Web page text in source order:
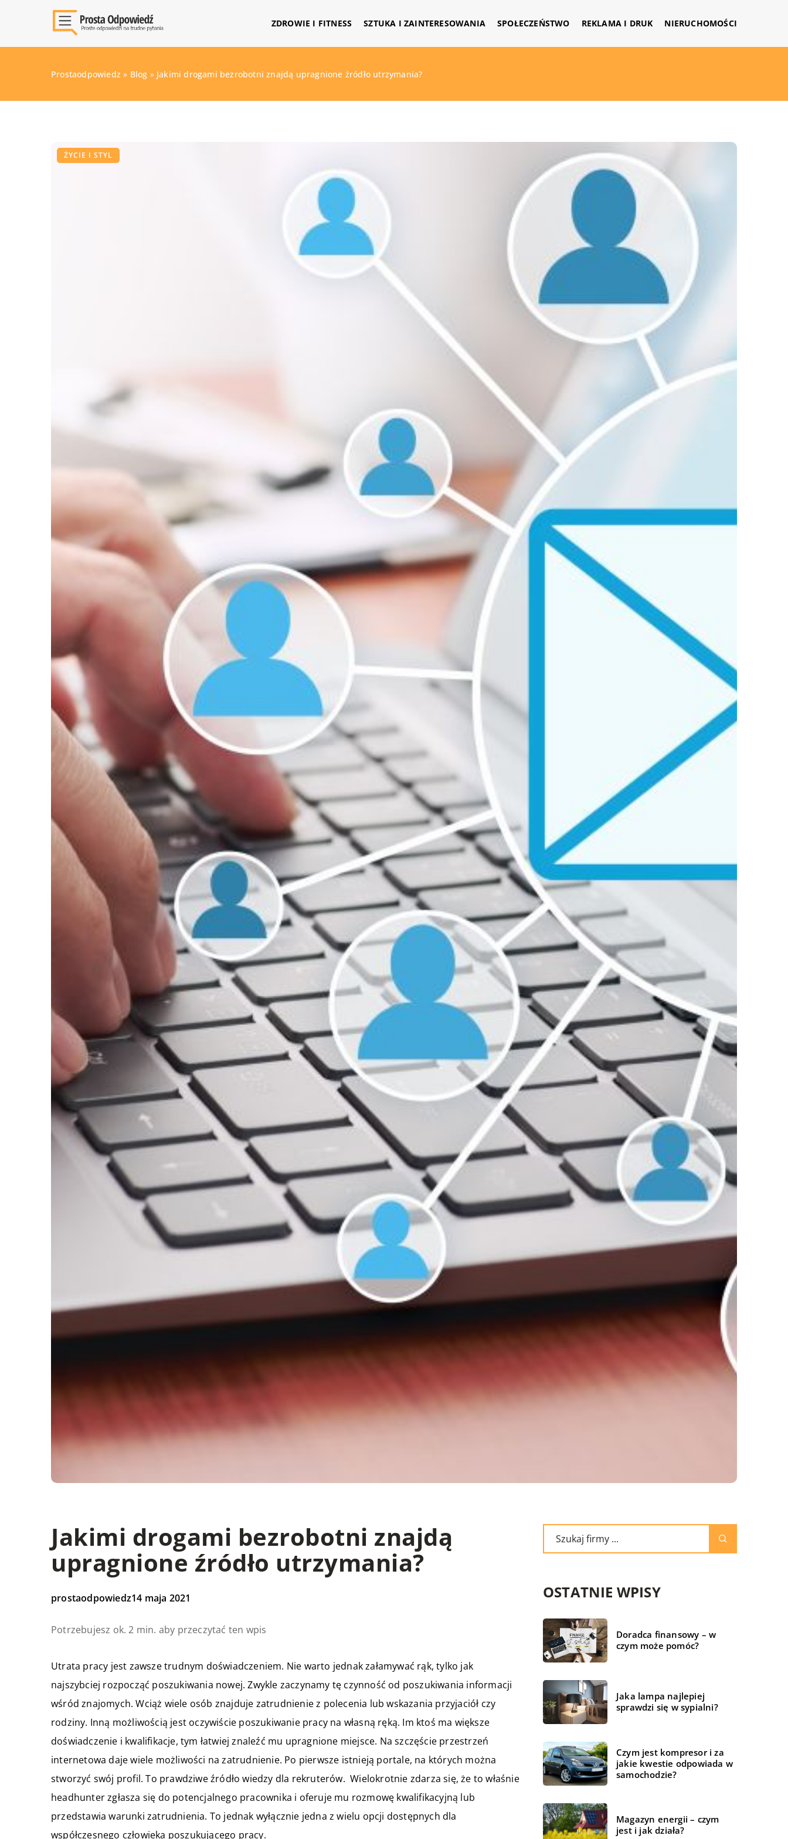
ZDROWIE I FITNESS SZTUKA I ZAINTERESOWANIA SPOŁECZEŃSTWO REKLAMA I DRUK NIERUCHOMOŚCI
Prostaodpowiedz » Blog » Jakimi drogami bezrobotni znajdą upragnione źródło utrzymania?
ŻYCIE I STYL
Jakimi drogami bezrobotni znajdą
upragnione źródło utrzymania?
prostaodpowiedz14 maja 2021
Potrzebujesz ok. 2 min. aby przeczytać ten wpis
Utrata pracy jest zawsze trudnym doświadczeniem. Nie warto jednak załamywać rąk, tylko jak
najszybciej rozpocząć poszukiwania nowej. Zwykle zaczynamy tę czynność od poszukiwania informacji
wśród znajomych. Wciąż wiele osób znajduje zatrudnienie z polecenia lub wskazania przyjaciół czy
rodziny. Inną możliwością jest oczywiście poszukiwanie pracy na własną ręką. Im ktoś ma większe
doświadczenie i kwalifikacje, tym łatwiej znaleźć mu upragnione miejsce. Na szczęście przestrzeń
internetowa daje wiele możliwości na zatrudnienie. Po pierwsze istnieją portale, na których można
stworzyć swój profil. To prawdziwe źródło wiedzy dla rekruterów. Wielokrotnie zdarza się, że to właśnie
headhunter zgłasza się do potencjalnego pracownika i oferuje mu rozmowę kwalifikacyjną lub
przedstawia warunki zatrudnienia. To jednak wyłącznie jedna z wielu opcji dostępnych dla
współczesnego człowieka poszukującego pracy.
OSTATNIE WPISY
Doradca finansowy – w
czym może pomóc?
Jaka lampa najlepiej
sprawdzi się w sypialni?
Czym jest kompresor i za
jakie kwestie odpowiada w
samochodzie?
Magazyn energii – czym
jest i jak działa?